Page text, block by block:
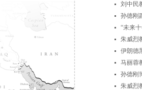
刘中民
孙德刚
“未来
朱威烈
伊朗德
马丽蓉
孙德刚
朱威烈